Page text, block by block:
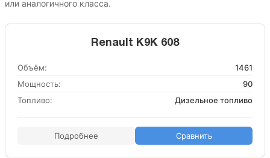
или аналогичного класса.
Renault K9K 608
Объём:
1461
Мощность:
90
Топливо:
Дизельное топливо
Подробнее Сравнить